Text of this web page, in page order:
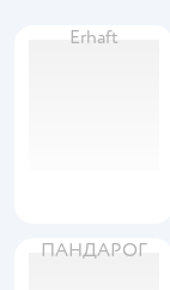
Erhaft
ПАНДАРОГ